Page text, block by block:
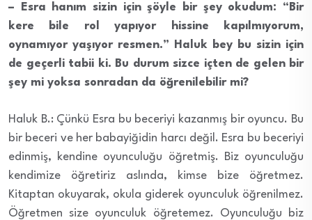
– Esra hanım sizin için şöyle bir şey okudum: “Bir
kere bile rol yapıyor hissine kapılmıyorum,
oynamıyor yaşıyor resmen.” Haluk bey bu sizin için
de geçerli tabii ki. Bu durum sizce içten de gelen bir
şey mi yoksa sonradan da öğrenilebilir mi?
Haluk B.: Çünkü Esra bu beceriyi kazanmış bir oyuncu. Bu
bir beceri ve her babayiğidin harcı değil. Esra bu beceriyi
edinmiş, kendine oyunculuğu öğretmiş. Biz oyunculuğu
kendimize öğretiriz aslında, kimse bize öğretmez.
Kitaptan okuyarak, okula giderek oyunculuk öğrenilmez.
Öğretmen size oyunculuk öğretemez. Oyunculuğu biz